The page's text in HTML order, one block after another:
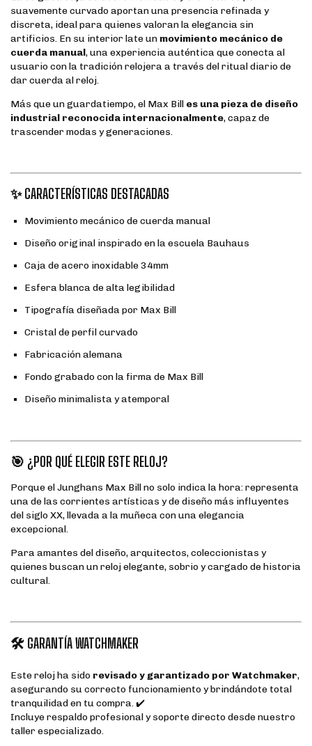
suavemente curvado aportan una presencia refinada y
discreta, ideal para quienes valoran la elegancia sin
artificios. En su interior late un movimiento mecánico de
cuerda manual, una experiencia auténtica que conecta al
usuario con la tradición relojera a través del ritual diario de
dar cuerda al reloj.
Más que un guardatiempo, el Max Bill es una pieza de diseño
industrial reconocida internacionalmente, capaz de
trascender modas y generaciones.
✨ CARACTERÍSTICAS DESTACADAS
Movimiento mecánico de cuerda manual
Diseño original inspirado en la escuela Bauhaus
Caja de acero inoxidable 34mm
Esfera blanca de alta legibilidad
Tipografía diseñada por Max Bill
Cristal de perfil curvado
Fabricación alemana
Fondo grabado con la firma de Max Bill
Diseño minimalista y atemporal
🎯 ¿POR QUÉ ELEGIR ESTE RELOJ?
Porque el Junghans Max Bill no solo indica la hora: representa
una de las corrientes artísticas y de diseño más influyentes
del siglo XX, llevada a la muñeca con una elegancia
excepcional.
Para amantes del diseño, arquitectos, coleccionistas y
quienes buscan un reloj elegante, sobrio y cargado de historia
cultural.
🛠️ GARANTÍA WATCHMAKER
Este reloj ha sido revisado y garantizado por Watchmaker,
asegurando su correcto funcionamiento y brindándote total
tranquilidad en tu compra. ✔️
Incluye respaldo profesional y soporte directo desde nuestro
taller especializado.